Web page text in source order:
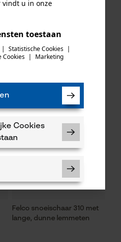
geschikt voor Husqvarna
Felco snoeischaar 310 met
lange, dunne lemmeten
u in onze
toestaan
| Statistische Cookies |
Cookies |
Marketing
Cookies
Cookies
Gelieve
proberen.